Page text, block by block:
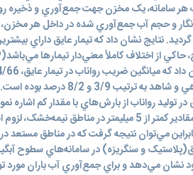
سامانه، يک مخزن جهت جمع‌آوري و ذخيره
و حجم آب جمع‌آوري شده در داخل هر
نتايج نشان داد که تيمار عايق داراي
پوشش‌گياهي و شاهد به
توليد رواناب از بارش‌هاي با مقدار کم اشاره
بارندگي با مقادير کمتر از 5 ميليمتر در
مي‌توان نتيجه گرفت که در مناطق مستعد
و سنگريزه) در سامانه‌‌هاي سطوح
نشان مي‌دهد و براي جمع‌آوري آب باران